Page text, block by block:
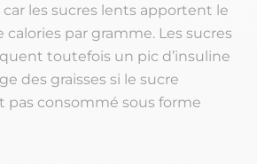
car les sucres lents apportent le
par gramme. Les sucres
toutefois un pic d’insuline
des graisses si le sucre
pas consommé sous forme